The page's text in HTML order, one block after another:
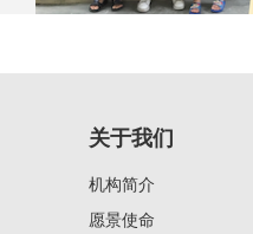
关于我们
机构简介
愿景使命